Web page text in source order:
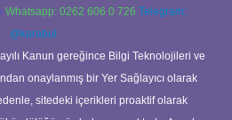
Whatsapp: 0262 606 0 726 Telegram:
@karabul
Kanun gereğince Bilgi Teknolojileri ve
onaylanmış bir Yer Sağlayıcı olarak
sitedeki içerikleri proaktif olarak